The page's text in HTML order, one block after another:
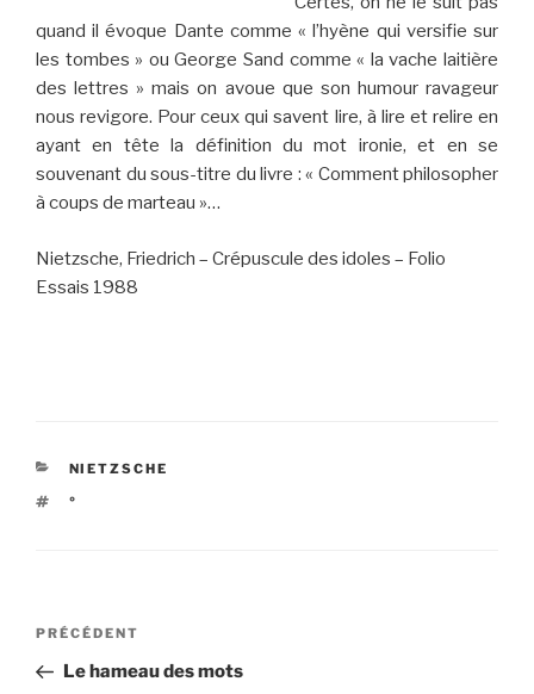
quand il évoque Dante comme « l’hyène qui versifie sur
les tombes » ou George Sand comme « la vache laitière
des lettres » mais on avoue que son humour ravageur
nous revigore. Pour ceux qui savent lire, à lire et relire en
ayant en tête la définition du mot ironie, et en se
souvenant du sous-titre du livre : « Comment philosopher
à coups de marteau »…
Nietzsche, Friedrich – Crépuscule des idoles – Folio
Essais 1988
CATÉGORIES
NIETZSCHE
ÉTIQUETTES
°
Navigation
l’article
Article
précédent
PRÉCÉDENT
Le hameau des mots